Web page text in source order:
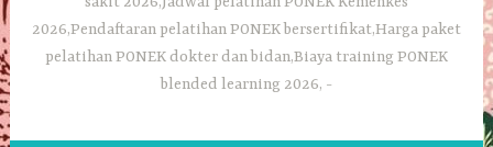
2026,Pendaftaran pelatihan PONEK bersertifikat,Harga paket
pelatihan PONEK dokter dan bidan,Biaya training PONEK
blended learning 2026,